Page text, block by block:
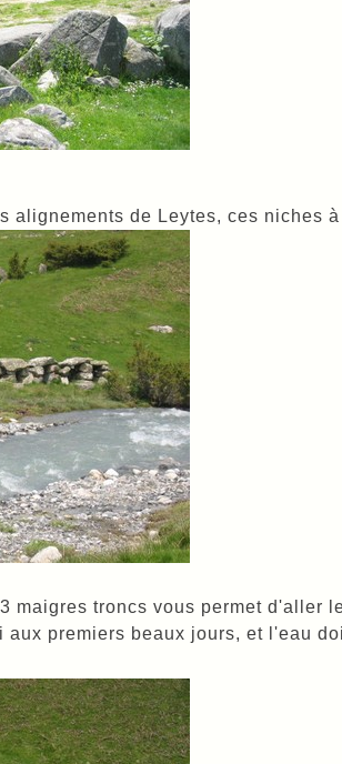
alignements de Leytes, ces niches
maigres troncs vous permet d'aller
aux premiers beaux jours, et l'eau